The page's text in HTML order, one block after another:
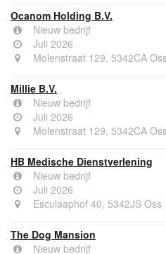
Ocanom Holding B.V.
Nieuw bedrijf
Juli 2026
Molenstraat 129, 5342CA
Millie B.V.
Nieuw bedrijf
Juli 2026
Molenstraat 129, 5342CA
HB Medische Dienstverlening
Nieuw bedrijf
Juli 2026
Esculaaphof 40, 5342JS Oss
The Dog Mansion
Nieuw bedrijf